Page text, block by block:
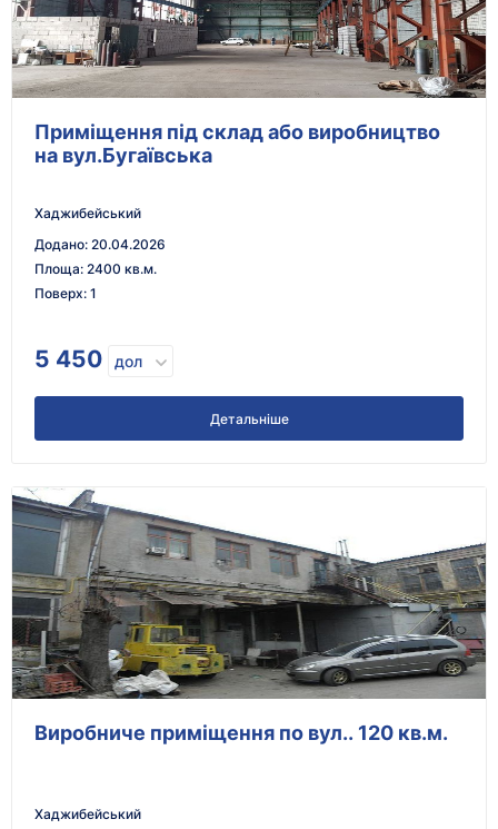
Приміщення під склад або виробництво
на вул.Бугаївська
Хаджибейський
Додано: 20.04.2026
Площа: 2400 кв.м.
Поверх: 1
5 450 дол
Детальніше
Виробниче приміщення по вул.. 120 кв.м.
Хаджибейський